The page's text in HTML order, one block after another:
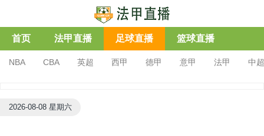
首页 法甲直播 足球直播 篮球直播
NBA CBA 英超 西甲 德甲 意甲 法甲 中超
2026-08-08 星期六